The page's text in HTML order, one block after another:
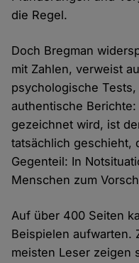
die Regel.
Doch Bregman
mit Zahlen, verweist
psychologische
authentische
gezeichnet wird, ist
tatsächlich geschieht,
Gegenteil: In
Menschen zum
Auf über 400 Seiten
Beispielen aufwarten.
meisten Leser zeigen